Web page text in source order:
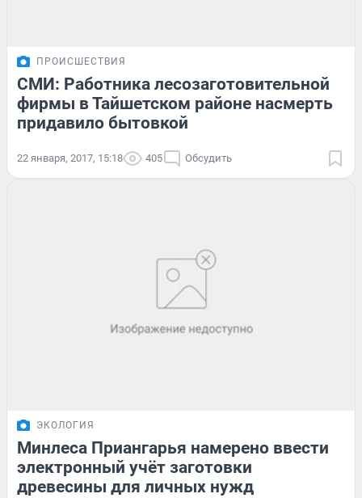
ПРОИСШЕСТВИЯ
СМИ: Работника лесозаготовительной
фирмы в Тайшетском районе насмерть
придавило бытовкой
22 января, 2017, 15:18 405 Обсудить
ЭКОЛОГИЯ
Минлеса Приангарья намерено ввести
электронный учёт заготовки
древесины для личных нужд